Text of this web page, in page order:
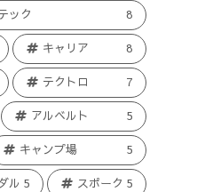
ック 8
キャリア 8
テクトロ 7
アルベルト 5
キャンプ場 5
ル 5 スポーク 5